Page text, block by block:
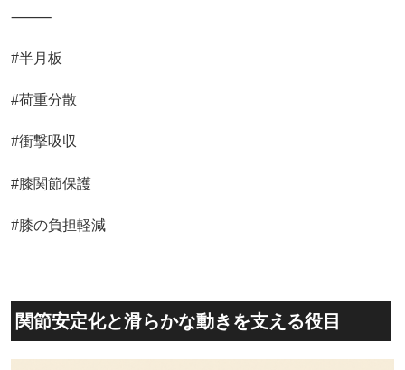
⸻
#半月板
#荷重分散
#衝撃吸収
#膝関節保護
#膝の負担軽減
関節安定化と滑らかな動きを支える役目